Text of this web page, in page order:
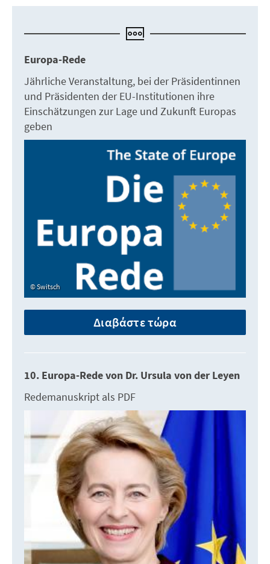
Europa-Rede
Jährliche Veranstaltung, bei der Präsidentinnen
und Präsidenten der EU-Institutionen ihre
Einschätzungen zur Lage und Zukunft Europas
geben
Switsch
Διαβάστε τώρα
10. Europa-Rede von Dr. Ursula von der Leyen
Redemanuskript als PDF